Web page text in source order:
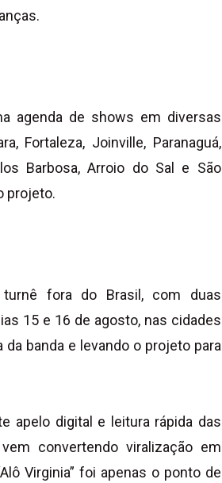
agenda de shows em diversas
Fortaleza, Joinville, Paranaguá,
Barbosa, Arroio do Sal e São
projeto.
fora do Brasil, com duas
15 e 16 de agosto, nas cidades
banda e levando o projeto para
apelo digital e leitura rápida das
convertendo viralização em
Virginia” foi apenas o ponto de